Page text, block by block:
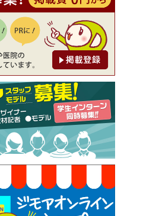
典1】料理全品20％OFF ※18時以
ン Pia Cuore（ピアクオーレ））
日
初回割引 特価 鼻毛脱毛 半額 2,2
メンズ専門ワックス脱毛サロン Mi
）
日
典①】まつ毛カール 3,850円→ 2,7
（プルミエール））
日
ービス（餃子酒場たっちゃん 西